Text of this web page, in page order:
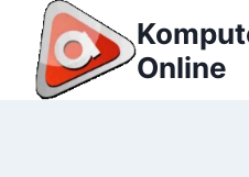
Przejdź
treści
Online